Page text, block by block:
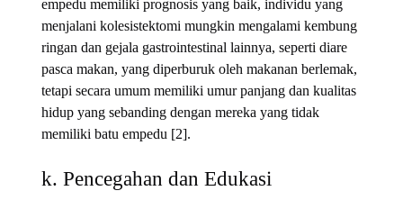
empedu memiliki prognosis yang baik, individu yang
menjalani kolesistektomi mungkin mengalami kembung
ringan dan gejala gastrointestinal lainnya, seperti diare
pasca makan, yang diperburuk oleh makanan berlemak,
tetapi secara umum memiliki umur panjang dan kualitas
hidup yang sebanding dengan mereka yang tidak
memiliki batu empedu [2].
k. Pencegahan dan Edukasi